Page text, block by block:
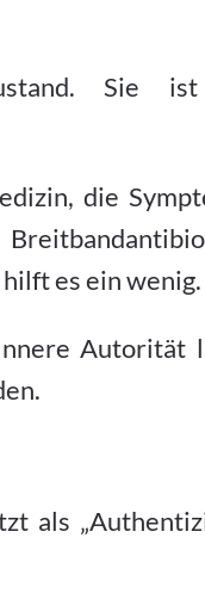
Sie ist
die
es ein
Autorität
als